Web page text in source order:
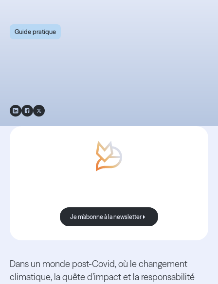
Guide pratique
Je m'abonne à la newsletter
Je m'abonne à la newsletter
Dans un monde post-Covid, où le changement
climatique, la quête d’impact et la responsabilité